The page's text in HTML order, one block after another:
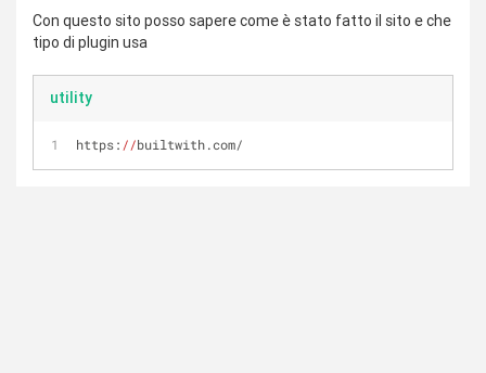
Con questo sito posso sapere come è stato fatto il sito e che
tipo di plugin usa
utility
https: //builtwith.com/